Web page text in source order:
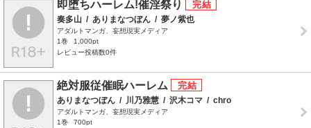
即堕ちハーレム!催淫祭り
奏多山 / ありまなつぼん / 夢ノ紫也
アダルトマンガ、妄想現実メディア
1巻
1,000pt
レビュー投稿数0件
絶対服従催眠ハーレム
ありまなつぼん / 川乃雅慧 / 沢木コマ / chro
アダルトマンガ、妄想現実メディア
1巻
700pt